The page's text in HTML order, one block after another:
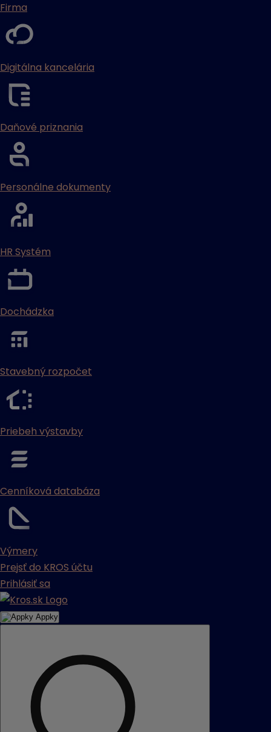
Firma
Digitálna kancelária
Daňové priznania
Personálne dokumenty
HR Systém
Dochádzka
Stavebný rozpočet
Priebeh výstavby
Cenníková databáza
Výmery
Prejsť do KROS účtu
Prihlásiť sa
Appky